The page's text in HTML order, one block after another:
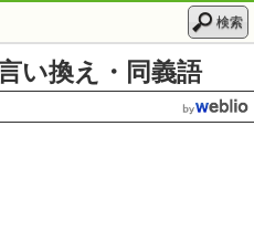
検索
い換え・同義語